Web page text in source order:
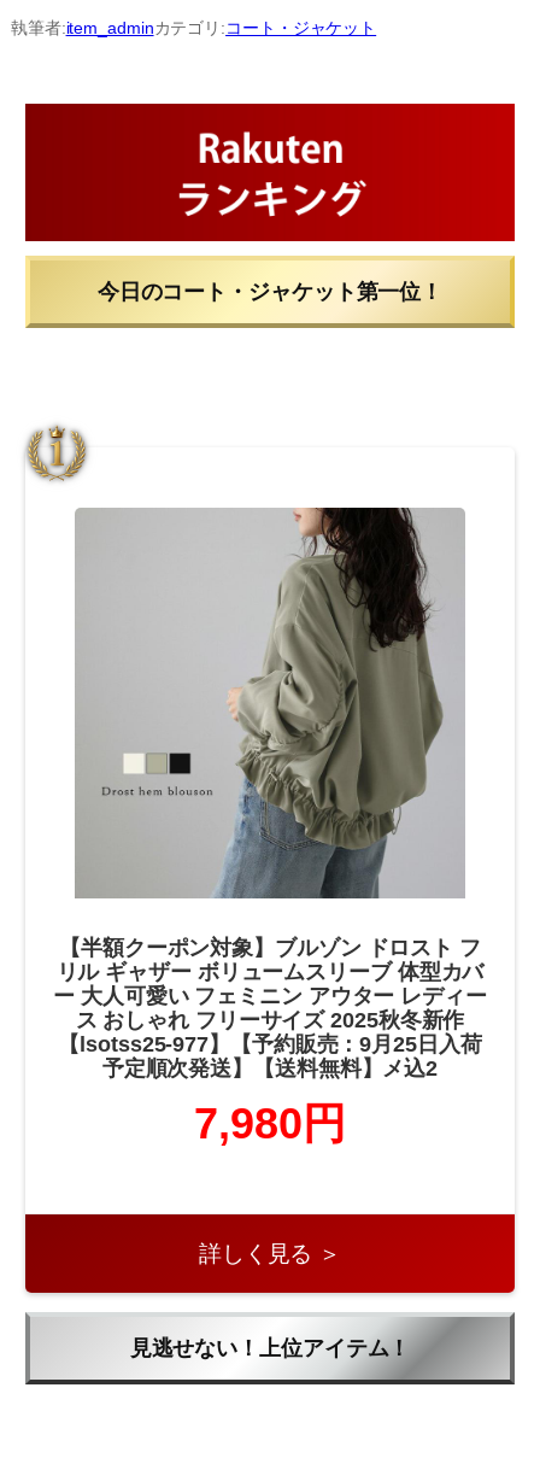
内
容
執筆者:item_adminカテゴリ:コート・ジャケット
今日のコート・ジャケット第一位！
【半額クーポン対象】ブルゾン ドロスト フ
リル ギャザー ボリュームスリーブ 体型カバ
ー 大人可愛い フェミニン アウター レディー
ス おしゃれ フリーサイズ 2025秋冬新作
【lsotss25-977】【予約販売：9月25日入荷
予定順次発送】【送料無料】メ込2
7,980円
詳しく見る ＞
見逃せない！上位アイテム！